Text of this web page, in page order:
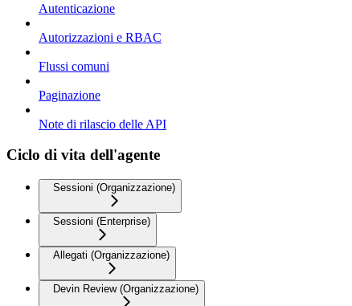
Autenticazione
Autorizzazioni e RBAC
Flussi comuni
Paginazione
Note di rilascio delle API
Ciclo di vita dell'agente
Sessioni (Organizzazione)
Sessioni (Enterprise)
Allegati (Organizzazione)
Devin Review (Organizzazione)